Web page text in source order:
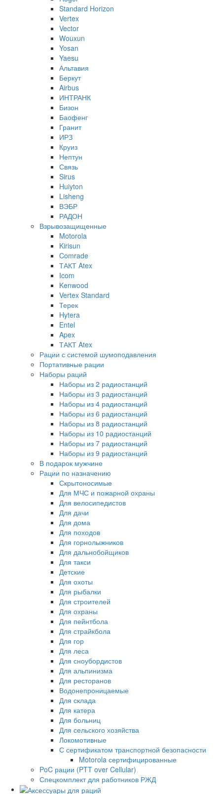
Standard Horizon
Vertex
Vector
Wouxun
Yosan
Yaesu
Альтавия
Беркут
Airbus
ИНТРАНК
Бизон
Баофенг
Гранит
ИРЗ
Круиз
Нептун
Связь
Sirus
Huiyton
Lisheng
ВЭБР
РАДОН
Взрывозащищенные
Motorola
Kirisun
Comrade
ТАКТ Atex
Icom
Kenwood
Vertex Standard
Терек
Hytera
Entel
Apex
ТАКТ Atex
Рации с системой шумоподавления
Портативные рации
Наборы раций
Наборы из 2 радиостанций
Наборы из 3 радиостанций
Наборы из 4 радиостанций
Наборы из 6 радиостанций
Наборы из 8 радиостанций
Наборы из 10 радиостанций
Наборы из 7 радиостанций
Наборы из 9 радиостанций
В подарок мужчине
Рации по назначению
Скрытоносимые
Для МЧС и пожарной охраны
Для велосипедистов
Для дачи
Для дома
Для походов
Для горнолыжников
Для дальнобойщиков
Для такси
Детские
Для охоты
Для рыбалки
Для строителей
Для охраны
Для пейнтбола
Для страйкбола
Для гор
Для леса
Для сноубордистов
Для альпинизма
Для ресторанов
Водонепроницаемые
Для склада
Для катера
Для больниц
Для сельского хозяйства
Локомотивные
С сертификатом транспортной безопасности
Motorola сертифицированные
PoC рации (PTT over Cellular)
Спецкомплект для работников РЖД